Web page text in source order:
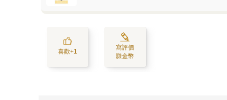
喜歡+1
寫評價
賺金幣